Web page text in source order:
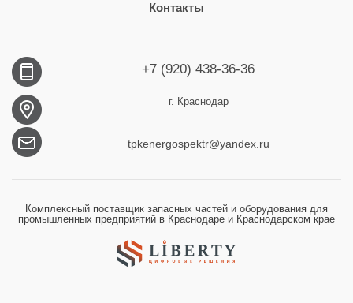
Контакты
+7 (920) 438-36-36
г. Краснодар
tpkenergospektr@yandex.ru
Комплексный поставщик запасных частей и оборудования для
промышленных предприятий в Краснодаре и Краснодарском крае